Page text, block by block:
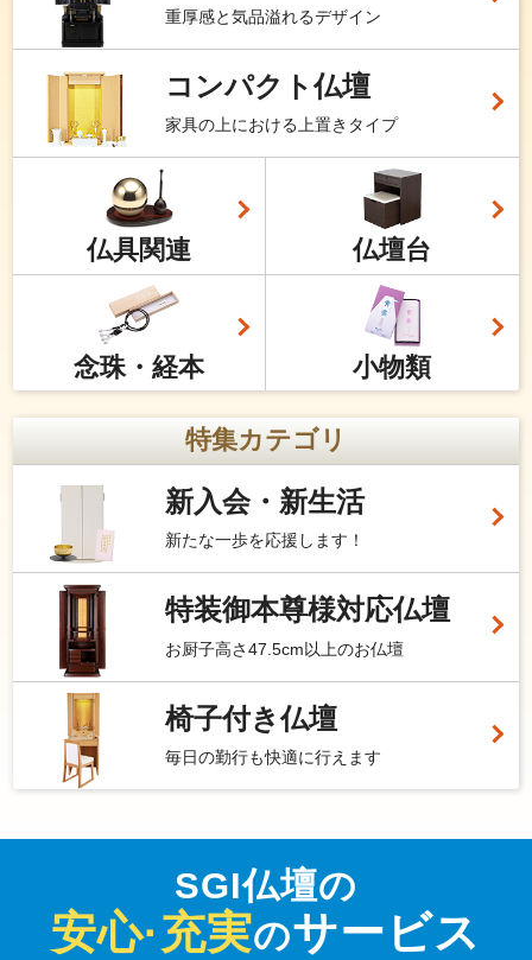
重厚感と気品溢れるデザイン
コンパクト仏壇
家具の上における上置きタイプ
仏具関連 仏壇台
念珠・経本 小物類
特集カテゴリ
新入会・新生活
新たな一歩を応援します！
特装御本尊様対応仏壇
お厨子高さ47.5cm以上のお仏壇
椅子付き仏壇
毎日の勤行も快適に行えます
SGI仏壇の
安心·充実のサービス